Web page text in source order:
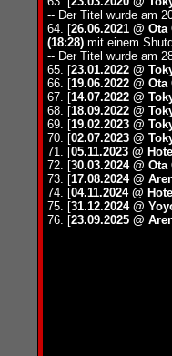
-- Der Titel wurde am
64. [26.06.2021 @
(18:28)mit einem
-- Der Titel wurde am
65. [23.01.2022 @
66. [19.06.2022 @
67. [14.07.2022 @
68. [18.09.2022 @
69. [19.02.2023 @
70. [02.07.2023 @
71. [05.11.2023 @
72. [30.03.2024 @
73. [17.08.2024 @
74. [04.11.2024 @
75. [31.12.2024 @
76. [23.09.2025 @